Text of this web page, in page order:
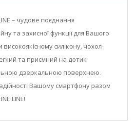
– чудове поєднання
та захисної функції для Вашого
силікону, чохол-
та приємний на дотик
дзеркальною поверхнею.
Вашому смартфону разом
LINE!